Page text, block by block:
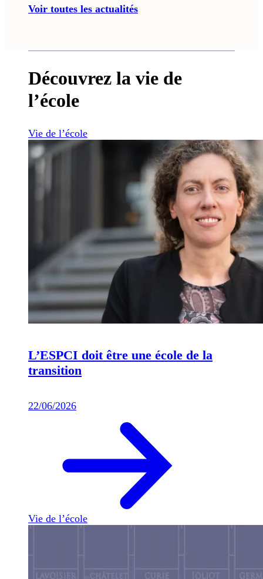
Voir toutes les actualités
Découvrez la vie de
l’école
Vie de l’école
L’ESPCI doit être une école de la
transition
22/06/2026
Vie de l’école